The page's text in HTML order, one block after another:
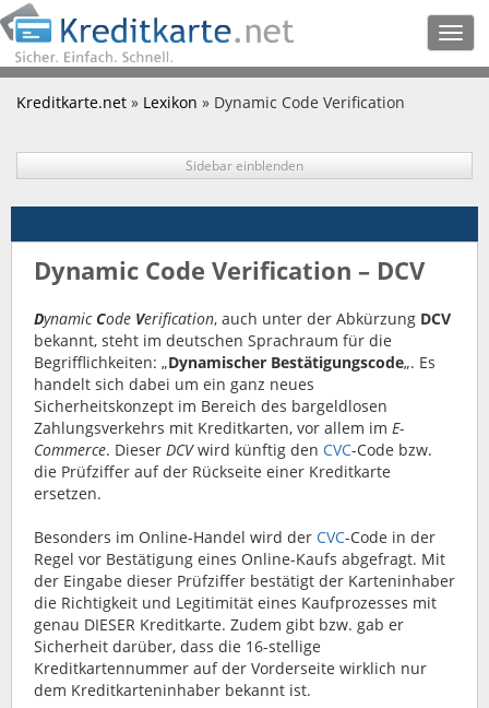
Kreditkarte.net » Lexikon » Dynamic Code Verification
Sidebar einblenden
Dynamic Code Verification – DCV
Dynamic Code Verification, auch unter der Abkürzung DCV
bekannt, steht im deutschen Sprachraum für die
Begrifflichkeiten: „Dynamischer Bestätigungscode„. Es
handelt sich dabei um ein ganz neues
Sicherheitskonzept im Bereich des bargeldlosen
Zahlungsverkehrs mit Kreditkarten, vor allem im E-
Commerce. Dieser DCVwird künftig den CVC-Code bzw.
die Prüfziffer auf der Rückseite einer Kreditkarte
ersetzen.
Besonders im Online-Handel wird der CVC-Code in der
Regel vor Bestätigung eines Online-Kaufs abgefragt. Mit
der Eingabe dieser Prüfziffer bestätigt der Karteninhaber
die Richtigkeit und Legitimität eines Kaufprozesses mit
genau DIESER Kreditkarte. Zudem gibt bzw. gab er
Sicherheit darüber, dass die 16-stellige
Kreditkartennummer auf der Vorderseite wirklich nur
dem Kreditkarteninhaber bekannt ist.